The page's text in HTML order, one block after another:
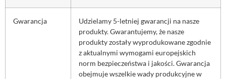
Gwarancja
Udzielamy 5-letniej gwarancji na nasze
produkty. Gwarantujemy, że nasze
produkty zostały wyprodukowane zgodnie
z aktualnymi wymogami europejskich
norm bezpieczeństwa i jakości. Gwarancja
obejmuje wszelkie wady produkcyjne w